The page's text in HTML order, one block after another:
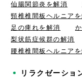
仙腸関節炎を解消
頸椎椎間板ヘルニア
足の痺れを解消
梨状筋症候群の解消
腰椎椎間板ヘルニア
リラクゼーショ